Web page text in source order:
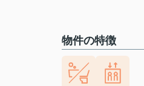
物件の特徴